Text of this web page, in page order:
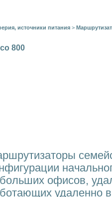
источники питания >
800
офисов,
удаленно